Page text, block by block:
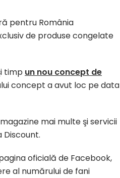
pentru România
de produse congelate
timp un nou concept de
concept a avut loc pe data
mai multe şi servicii
Discount.
oficială de Facebook,
al numărului de fani